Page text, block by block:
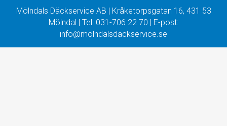
Mölndals Däckservice AB | Kråketorpsgatan 16, 431 53
Mölndal | Tel: 031-706 22 70 | E-post:
info@molndalsdackservice.se